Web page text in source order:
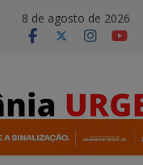
8 de agosto de 2026
modal-check